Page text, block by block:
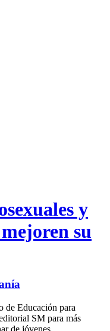
y
su
de Educación para
SM para más
de jóvenes